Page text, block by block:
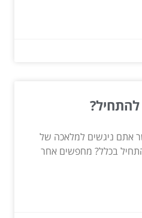
אתם ניגשים למלאכה של
בכלל? מחפשים אחר